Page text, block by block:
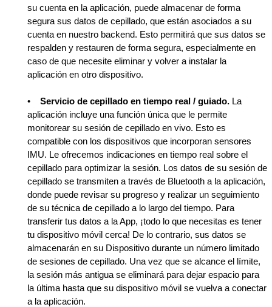
su cuenta en la aplicación, puede almacenar de forma
segura sus datos de cepillado, que están asociados a su
cuenta en nuestro backend. Esto permitirá que sus datos se
respalden y restauren de forma segura, especialmente en
caso de que necesite eliminar y volver a instalar la
aplicación en otro dispositivo.
• Servicio de cepillado en tiempo real / guiado. La
aplicación incluye una función única que le permite
monitorear su sesión de cepillado en vivo. Esto es
compatible con los dispositivos que incorporan sensores
IMU. Le ofrecemos indicaciones en tiempo real sobre el
cepillado para optimizar la sesión. Los datos de su sesión de
cepillado se transmiten a través de Bluetooth a la aplicación,
donde puede revisar su progreso y realizar un seguimiento
de su técnica de cepillado a lo largo del tiempo. Para
transferir tus datos a la App, ¡todo lo que necesitas es tener
tu dispositivo móvil cerca! De lo contrario, sus datos se
almacenarán en su Dispositivo durante un número limitado
de sesiones de cepillado. Una vez que se alcance el límite,
la sesión más antigua se eliminará para dejar espacio para
la última hasta que su dispositivo móvil se vuelva a conectar
a la aplicación.